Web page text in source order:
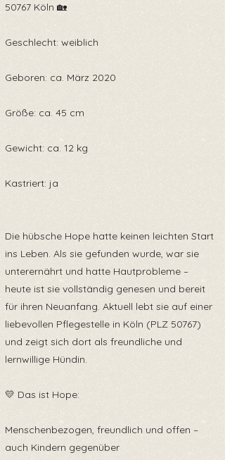
50767 Köln 🏡
Geschlecht: weiblich
Geboren: ca. März 2020
Größe: ca. 45 cm
Gewicht: ca. 12 kg
Kastriert: ja
Die hübsche Hope hatte keinen leichten Start
ins Leben. Als sie gefunden wurde, war sie
unterernährt und hatte Hautprobleme –
heute ist sie vollständig genesen und bereit
für ihren Neuanfang. Aktuell lebt sie auf einer
liebevollen Pflegestelle in Köln (PLZ 50767)
und zeigt sich dort als freundliche und
lernwillige Hündin.
💛 Das ist Hope:
Menschenbezogen, freundlich und offen –
auch Kindern gegenüber